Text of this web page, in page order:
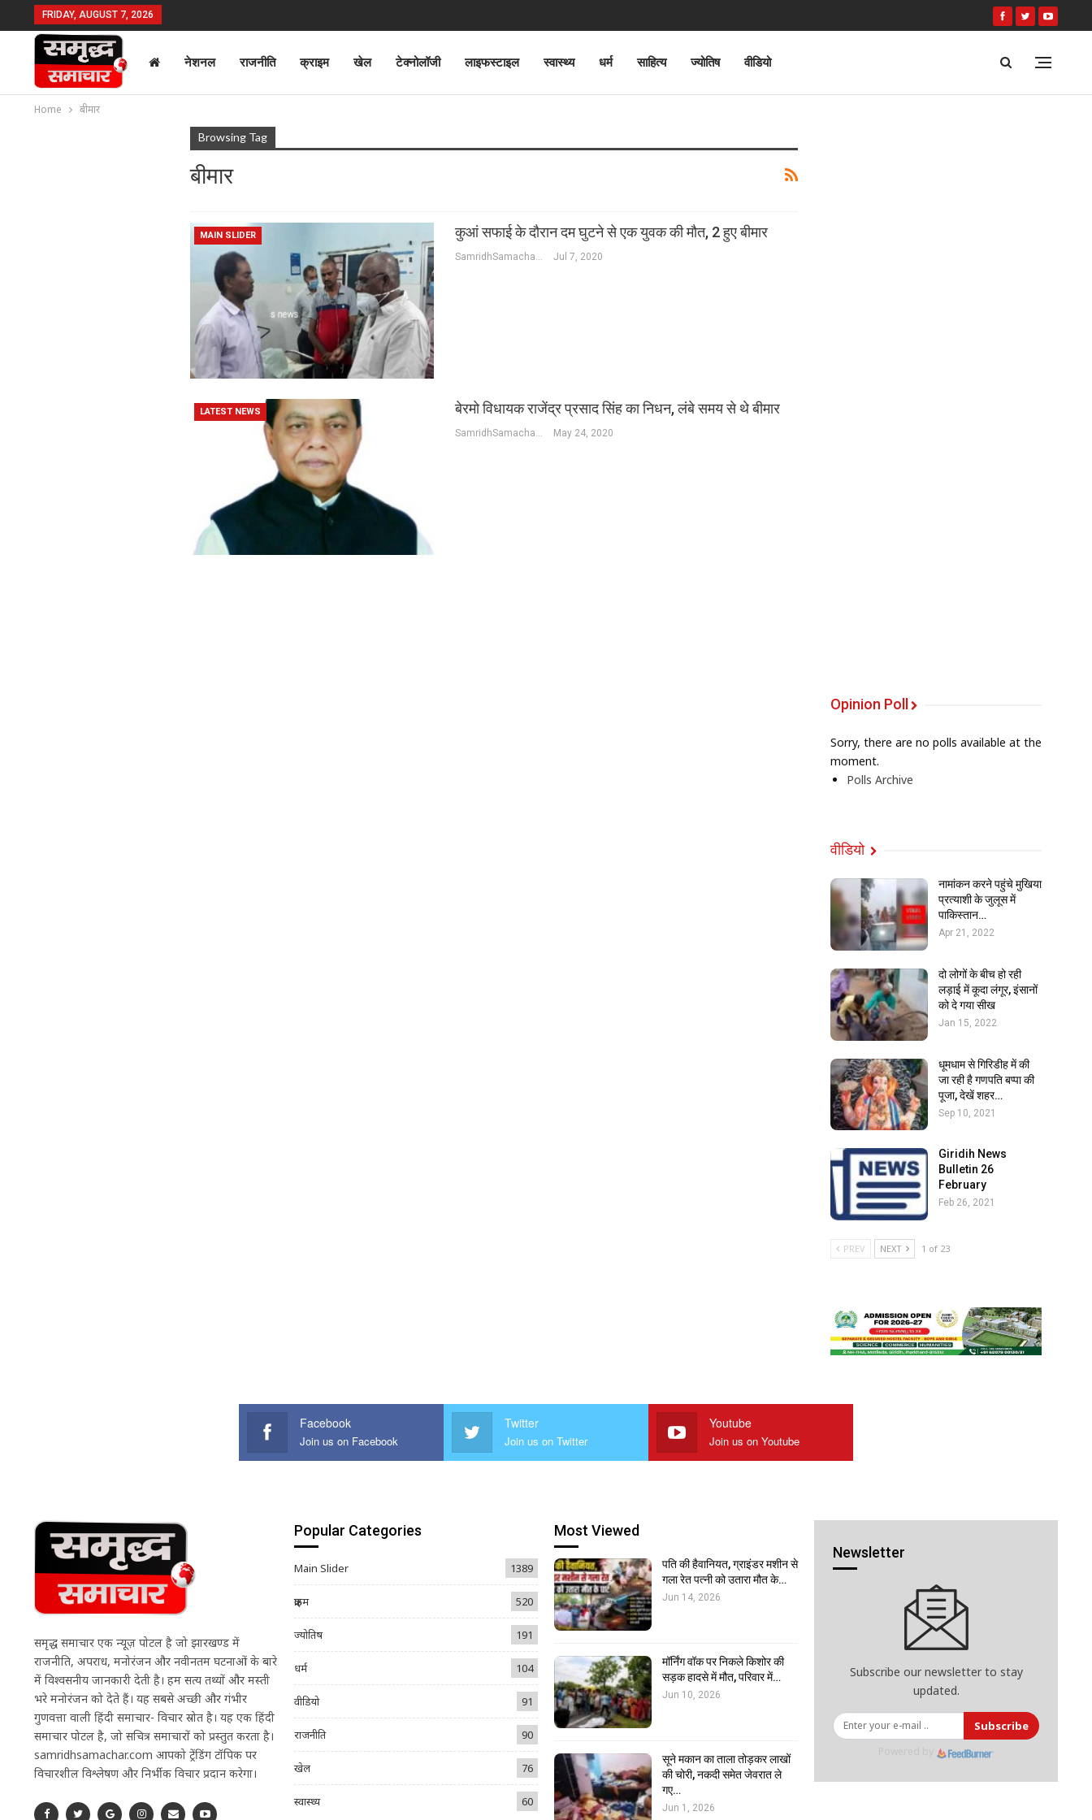
FRIDAY, AUGUST 7, 2026
नेशनल राजनीति क्राइम खेल टेक्नोलॉजी लाइफस्टाइल स्वास्थ्य धर्म साहित्य ज्योतिष वीडियो
Home
बीमार
Browsing Tag
बीमार
MAIN SLIDER कुआं सफाई के दौरान दम घुटने से एक युवक की मौत, 2 हुए बीमार
SamridhSamachar Desk Jul 7, 2020
LATEST NEWS बेरमो विधायक राजेंद्र प्रसाद सिंह का निधन, लंबे समय से थे बीमार
SamridhSamachar Desk May 24, 2020
Opinion Poll
Sorry, there are no polls available at the
moment.
Polls Archive
वीडियो
नामांकन करने पहुंचे मुखिया
प्रत्याशी के जुलूस में
पाकिस्तान…
Apr 21, 2022
दो लोगों के बीच हो रही
लड़ाई में कूदा लंगूर, इंसानों
को दे गया सीख
Jan 15, 2022
धूमधाम से गिरिडीह में की
जा रही है गणपति बप्पा की
पूजा, देखें शहर…
Sep 10, 2021
Giridih News
Bulletin 26
February
Feb 26, 2021
PREV NEXT 1 of 23
Facebook
Join us on Facebook
Twitter
Join us on Twitter
Youtube
Join us on Youtube
समृद्ध समाचार एक न्यूज़ पोर्टल है जो झारखण्ड में
राजनीति, अपराध, मनोरंजन और नवीनतम घटनाओं के बारे
में विश्वसनीय जानकारी देती है। हम सत्य तथ्यों और मस्ती
भरे मनोरंजन को देते हैं। यह सबसे अच्छी और गंभीर
गुणवत्ता वाली हिंदी समाचार- विचार स्रोत है। यह एक हिंदी
समाचार पोर्टल है, जो सचित्र समाचारों को प्रस्तुत करता है।
samridhsamachar.com आपको ट्रेंडिंग टॉपिक पर
विचारशील विश्लेषण और निर्भीक विचार प्रदान करेगा।
Popular Categories
Main Slider 1389
क्राइम 520
ज्योतिष 191
धर्म 104
वीडियो 91
राजनीति 90
खेल 76
स्वास्थ्य 60
Most Viewed
पति की हैवानियत, ग्राइंडर मशीन से
गला रेत पत्नी को उतारा मौत के…
Jun 14, 2026
मॉर्निंग वॉक पर निकले किशोर की
सड़क हादसे में मौत, परिवार में…
Jun 10, 2026
सूने मकान का ताला तोड़कर लाखों
की चोरी, नकदी समेत जेवरात ले
गए…
Jun 1, 2026
Newsletter
Subscribe our newsletter to stay
updated.
Subscribe